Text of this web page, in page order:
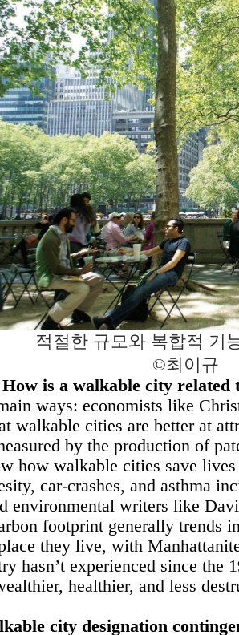
적절한 규모와 복합적 기
©최이규
is a walkable city related
ways: economists like
walkable cities are better at
by the production of
how walkable cities save
car-crashes, and asthma
environmental writers like
footprint generally trends
they live, with
hasn’t experienced since the
healthier, and less
city designation